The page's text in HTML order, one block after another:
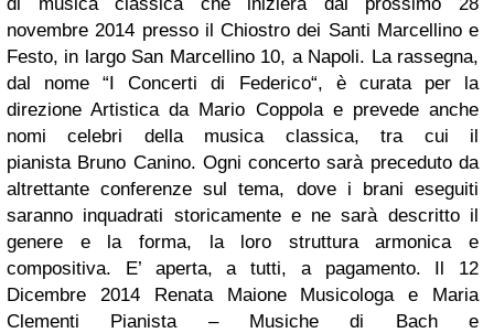
novembre 2014 presso il Chiostro dei Santi Marcellino e
Festo, in largo San Marcellino 10, a Napoli. La rassegna,
dal nome “I Concerti di Federico“, è curata per la
direzione Artistica da Mario Coppola e prevede anche
nomi celebri della musica classica, tra cui il
pianista Bruno Canino. Ogni concerto sarà preceduto da
altrettante conferenze sul tema, dove i brani eseguiti
saranno inquadrati storicamente e ne sarà descritto il
genere e la forma, la loro struttura armonica e
compositiva. E’ aperta, a tutti, a pagamento. Il 12
Dicembre 2014 Renata Maione Musicologa e Maria
Clementi Pianista – Musiche di Bach e